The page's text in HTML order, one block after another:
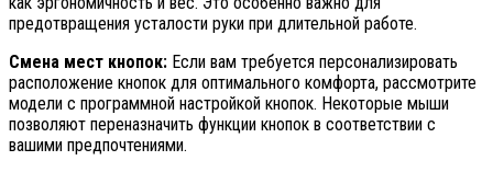
предотвращения усталости руки при длительной работе.
Смена мест кнопок: Если вам требуется персонализировать
расположение кнопок для оптимального комфорта, рассмотрите
модели с программной настройкой кнопок. Некоторые мыши
позволяют переназначить функции кнопок в соответствии с
вашими предпочтениями.